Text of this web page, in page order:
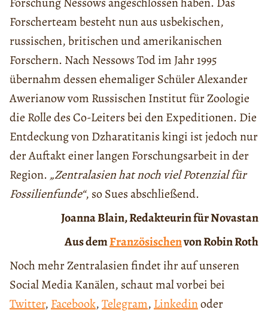
Forscherteam besteht nun aus usbekischen,
russischen, britischen und amerikanischen
Forschern. Nach Nessows Tod im Jahr 1995
übernahm dessen ehemaliger Schüler Alexander
Awerianow vom Russischen Institut für Zoologie
die Rolle des Co-Leiters bei den Expeditionen. Die
Entdeckung von Dzharatitanis kingi ist jedoch nur
der Auftakt einer langen Forschungsarbeit in der
Region. „Zentralasien hat noch viel Potenzial für
Fossilienfunde“, so Sues abschließend.
Joanna Blain, Redakteurin für Novastan
Aus demFranzösischenvon Robin Roth
Noch mehr Zentralasien findet ihr auf unseren
Social Media Kanälen, schaut mal vorbei bei
Twitter, Facebook,Telegram, Linkedinoder